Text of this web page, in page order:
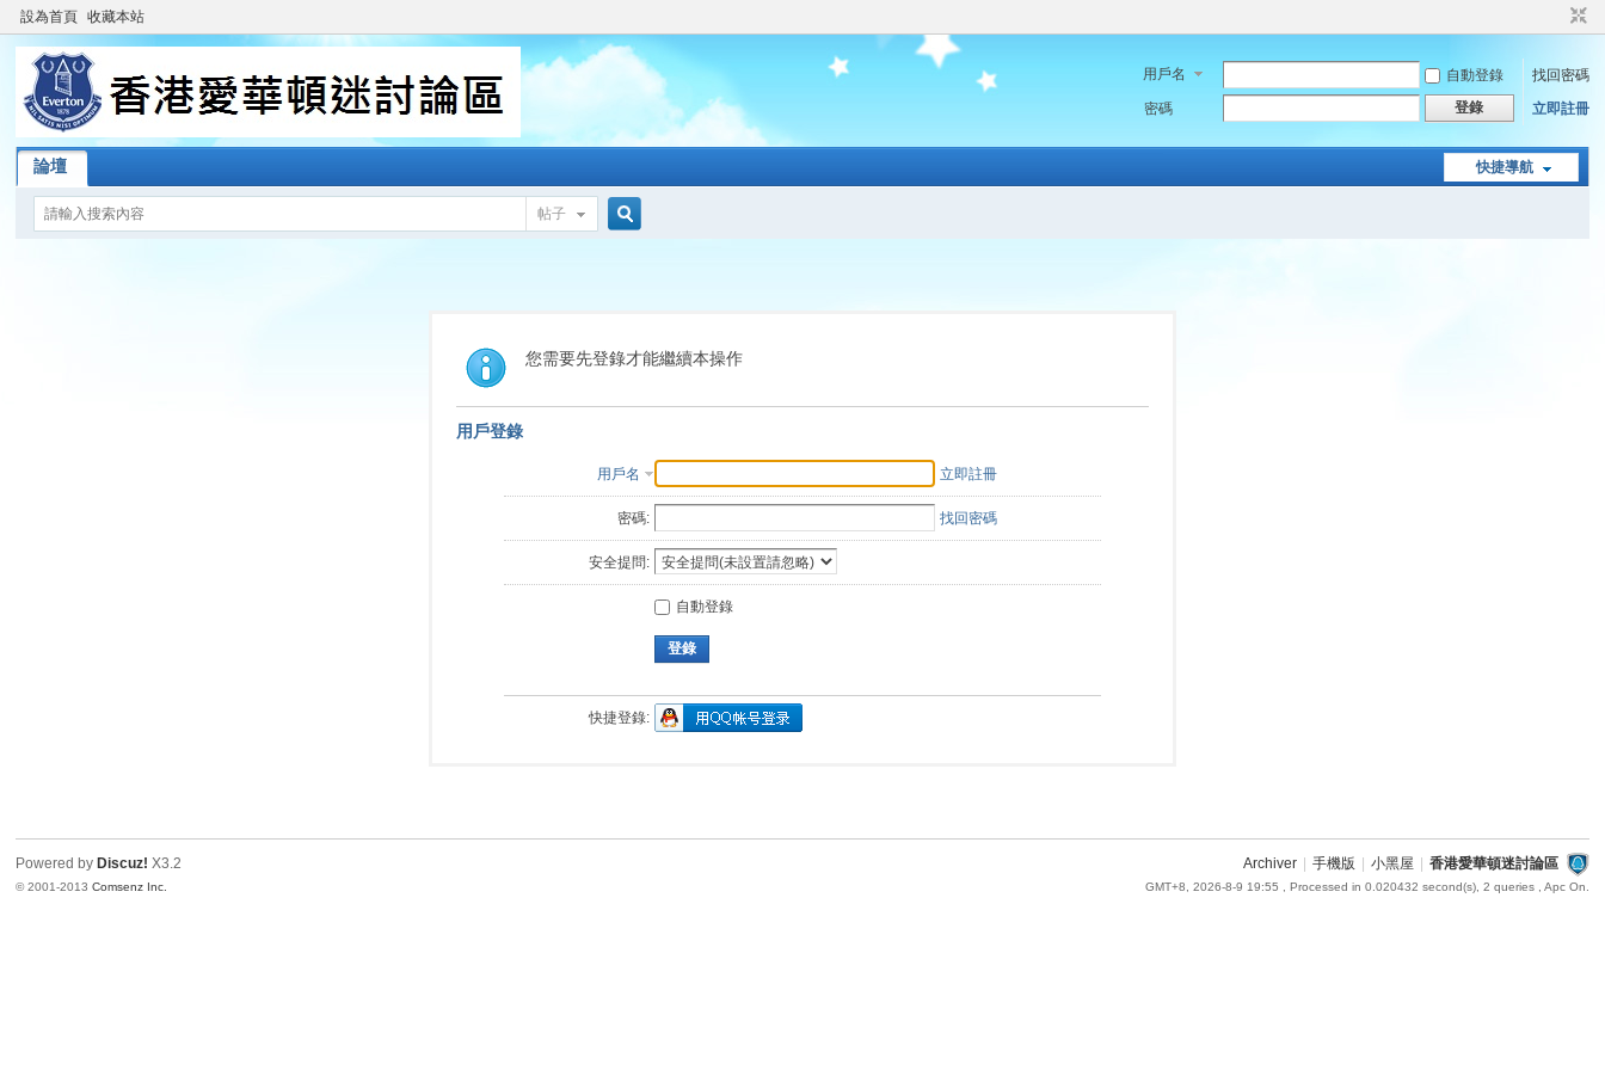
設為首頁 收藏本站
用戶名 自動登錄
找回密碼
密碼
登錄 立即註冊
快捷導航
論壇
帖子
索
您需要先登錄才能繼續本操作
用戶登錄
用戶名 立即註冊
密碼: 找回密碼
安全提問:
自動登錄
登錄
快捷登錄:
Archiver 手機版 小黑屋 香港愛華頓迷討論區
GMT+8, 2026-8-9 19:55 , Processed in 0.020432 second(s), 2 queries , Apc On.
Powered by Discuz! X3.2
© 2001-2013Comsenz Inc.